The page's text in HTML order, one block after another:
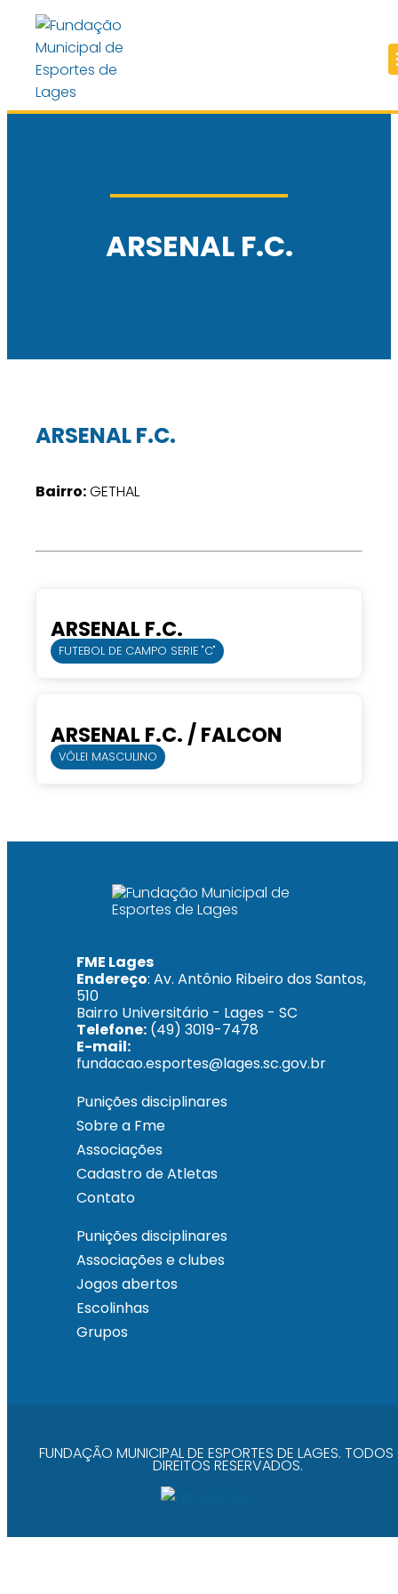
ARSENAL F.C.
ARSENAL F.C.
Bairro:GETHAL
ARSENAL F.C.
FUTEBOL DE CAMPO SERIE "C"
ARSENAL F.C. / FALCON
VÔLEI MASCULINO
FME Lages
Endereço: Av. Antônio Ribeiro dos Santos,
510
Bairro Universitário - Lages - SC
Telefone: (49) 3019-7478
E-mail:
fundacao.esportes@lages.sc.gov.br
Punições disciplinares
Sobre a Fme
Associações
Cadastro de Atletas
Contato
Punições disciplinares
Associações e clubes
Jogos abertos
Escolinhas
Grupos
FUNDAÇÃO MUNICIPAL DE ESPORTES DE LAGES.
DIREITOS RESERVADOS.